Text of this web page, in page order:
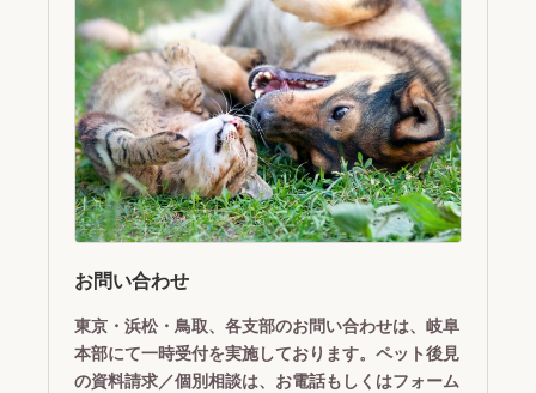
お問い合わせ
東京・浜松・鳥取、各支部のお問い合わせは、岐阜
本部にて一時受付を実施しております。ペット後見
の資料請求／個別相談は、お電話もしくはフォーム